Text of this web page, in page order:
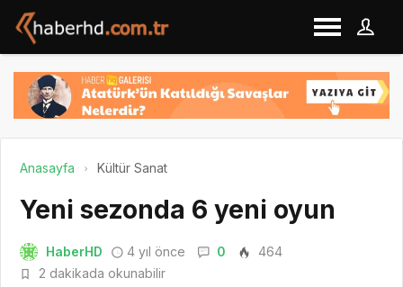
Anasayfa Kültür Sanat
Yeni sezonda 6 yeni oyun
HaberHD 4 yıl önce 0
464
2 dakikada okunabilir